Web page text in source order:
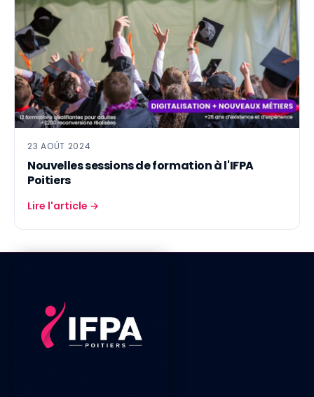
23 AOÛT 2024
Nouvelles sessions de formation à l'IFPA
Poitiers
Lire l'article →